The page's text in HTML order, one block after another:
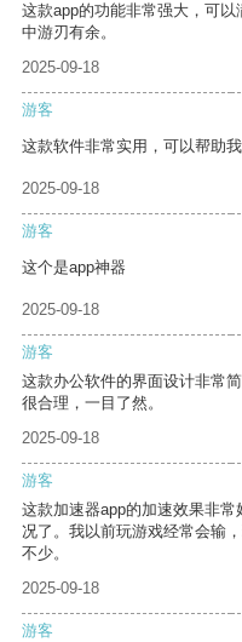
这款app的功能非常强大，可
中游刃有余。
2025-09-18
游客
这款软件非常实用，可以帮助我
2025-09-18
游客
这个是app神器
2025-09-18
游客
这款办公软件的界面设计非常
很合理，一目了然。
2025-09-18
游客
这款加速器app的加速效果非
况了。我以前玩游戏经常会输
不少。
2025-09-18
游客